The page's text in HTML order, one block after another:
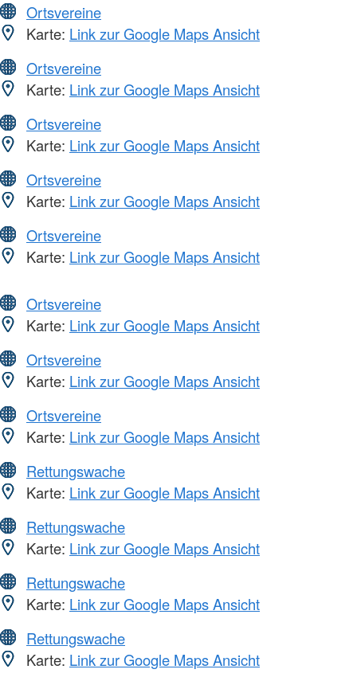
Ortsvereine
Karte: Link zur Google Maps Ansicht
Ortsvereine
Karte: Link zur Google Maps Ansicht
Ortsvereine
Karte: Link zur Google Maps Ansicht
Ortsvereine
Karte: Link zur Google Maps Ansicht
Ortsvereine
Karte: Link zur Google Maps Ansicht
Ortsvereine
Karte: Link zur Google Maps Ansicht
Ortsvereine
Karte: Link zur Google Maps Ansicht
Ortsvereine
Karte: Link zur Google Maps Ansicht
Rettungswache
Karte: Link zur Google Maps Ansicht
Rettungswache
Karte: Link zur Google Maps Ansicht
Rettungswache
Karte: Link zur Google Maps Ansicht
Rettungswache
Karte: Link zur Google Maps Ansicht